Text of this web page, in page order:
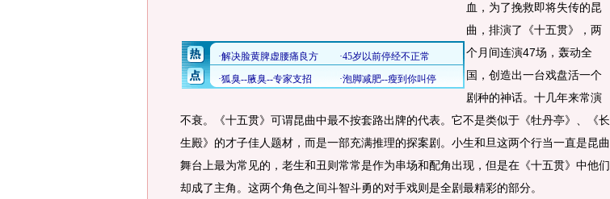
血，为了挽救即将失传的昆
曲，排演了《十五贯》，两
个月间连演47场，轰动全
国，创造出一台戏盘活一个
剧种的神话。十几年来常演
不衰。《十五贯》可谓昆曲中最不按套路出牌的代表。它不是类似于《牡丹亭》、《长
生殿》的才子佳人题材，而是一部充满推理的探案剧。小生和旦这两个行当一直是昆曲
舞台上最为常见的，老生和丑则常常是作为串场和配角出现，但是在《十五贯》中他们
却成了主角。这两个角色之间斗智斗勇的对手戏则是全剧最精彩的部分。